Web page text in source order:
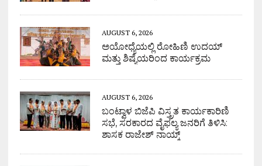
AUGUST 6, 2026
ಅಯೋಧ್ಯೆಯಲ್ಲಿ ರೋಹಿಣಿ ಉದಯ್
ಮತ್ತು ಶಿಷ್ಯೆಯರಿಂದ ಕಾರ್ಯಕ್ರಮ
AUGUST 6, 2026
ಬಂಟ್ವಾಳ ಬಿಜೆಪಿ ವಿಸ್ತ್ರತ ಕಾರ್ಯಕಾರಿಣಿ
ಸಭೆ, ಸರಕಾರದ ವೈಫಲ್ಯ ಜನರಿಗೆ ತಿಳಿಸಿ:
ಶಾಸಕ ರಾಜೇಶ್ ನಾಯ್ಕ್